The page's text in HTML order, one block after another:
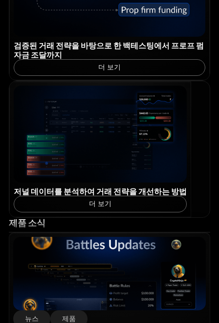
검증된 거래 전략을 바탕으로 한 백테스팅에서 프로프 펌
자금 조달까지
더 보기
저널 데이터를 분석하여 거래 전략을 개선하는 방법
더 보기
제품 소식
뉴스 제품